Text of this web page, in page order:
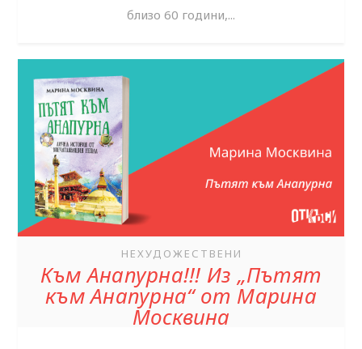
близо 60 години,...
НЕХУДОЖЕСТВЕНИ
Към Анапурна!!! Из „ Пътят
към Анапурна“ от Марина
Москвина